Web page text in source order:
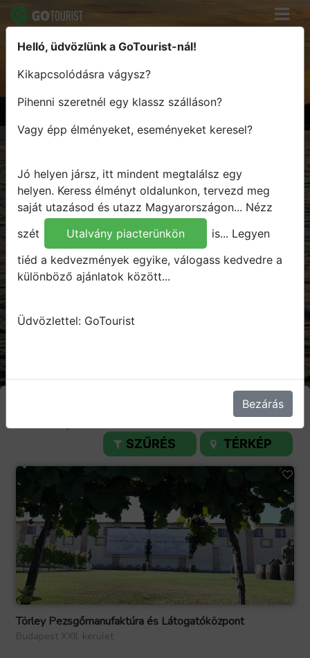
Helló, üdvözlünk a GoTourist-nál!
Kikapcsolódásra vágysz?
Pihenni szeretnél egy klassz szálláson?
Vagy épp élményeket, eseményeket keresel?
Jó helyen jársz, itt mindent megtalálsz egy
helyen. Keress élményt oldalunkon, tervezd meg
saját utazásod és utazz Magyarországon... Nézz
szét
Utalvány piacterünkön is... Legyen
tiéd a kedvezmények egyike, válogass kedvedre a
különböző ajánlatok között...
Üdvözlettel: GoTourist
Bezárás
Keress élményt - Tervezz útvonalat
- Utazz Magyarországon
Hova
Bármit
Keresés
SZŰRÉS TÉRKÉP
Törley Pezsgőmanufaktúra és Látogatóközpont
Budapest XXII. kerület